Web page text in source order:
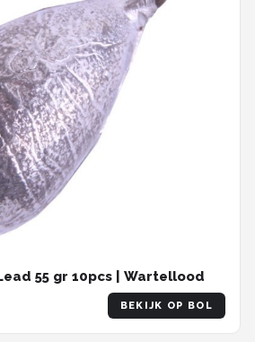
55 gr 10pcs | Wartellood
BEKIJK OP BOL